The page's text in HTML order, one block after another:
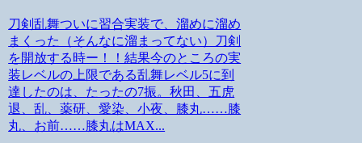
刀剣乱舞ついに習合実装で、溜めに溜め
まくった（そんなに溜まってない）刀剣
を開放する時ー！！結果今のところの実
装レベルの上限である乱舞レベル5に到
達したのは、たったの7振。秋田、五虎
退、乱、薬研、愛染、小夜、膝丸……膝
丸、お前……膝丸はMAX...